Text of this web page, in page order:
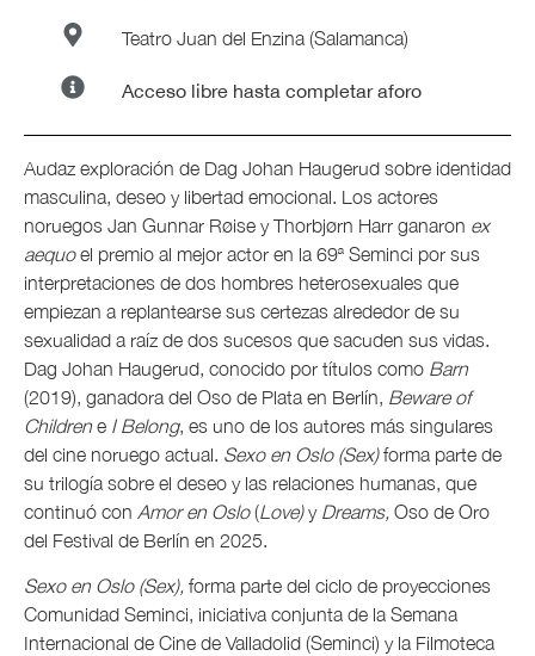
Teatro Juan del Enzina (Salamanca)
Acceso libre hasta completar aforo
Audaz exploración de Dag Johan Haugerud sobre identidad
masculina, deseo y libertad emocional. Los actores
noruegos Jan Gunnar Røise y Thorbjørn Harr ganaron ex
aequoel premio al mejor actor en la 69ª Seminci por sus
interpretaciones de dos hombres heterosexuales que
empiezan a replantearse sus certezas alrededor de su
sexualidad a raíz de dos sucesos que sacuden sus vidas.
Dag Johan Haugerud, conocido por títulos como Barn
(2019), ganadora del Oso de Plata en Berlín, Beware of
Childrene I Belong, es uno de los autores más singulares
del cine noruego actual. Sexo en Oslo (Sex)forma parte de
su trilogía sobre el deseo y las relaciones humanas, que
continuó con Amor en Oslo(Love)y Dreams, Oso de Oro
del Festival de Berlín en 2025.
Sexo en Oslo (Sex), forma parte del ciclo de proyecciones
Comunidad Seminci, iniciativa conjunta de la Semana
Internacional de Cine de Valladolid (Seminci) y la Filmoteca